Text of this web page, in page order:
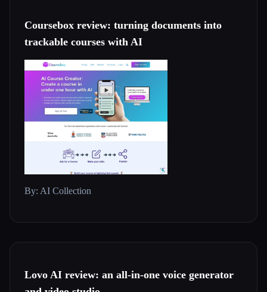
Coursebox review: turning documents into
trackable courses with AI
By: AI Collection
Lovo AI review: an all-in-one voice generator